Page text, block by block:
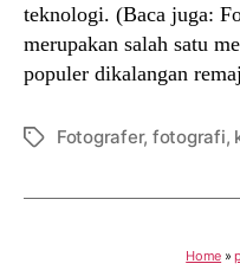
teknologi. (Baca juga:
merupakan salah satu
populer dikalangan
TagsFotografer, fotografi,
Home »